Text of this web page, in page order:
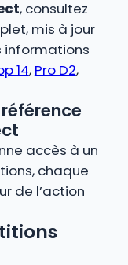
, consultez
mis à jour
informations
14, Pro D2,
accès à un
chaque
de l’action